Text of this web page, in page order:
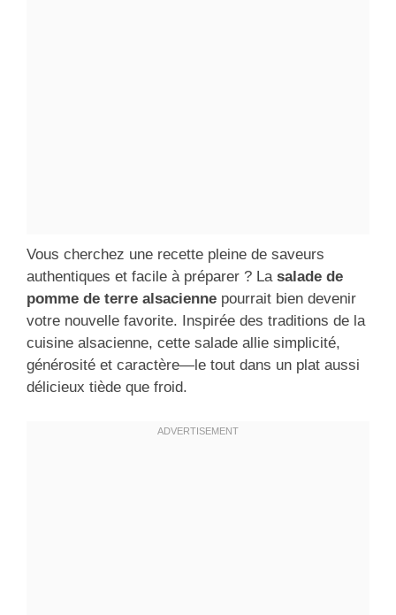
Vous cherchez une recette pleine de saveurs
authentiques et facile à préparer ? La salade de
pomme de terre alsacienne pourrait bien devenir
votre nouvelle favorite. Inspirée des traditions de la
cuisine alsacienne, cette salade allie simplicité,
générosité et caractère—le tout dans un plat aussi
délicieux tiède que froid.